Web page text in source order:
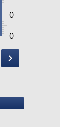
0
0
keyboard_arrow_right
Suche